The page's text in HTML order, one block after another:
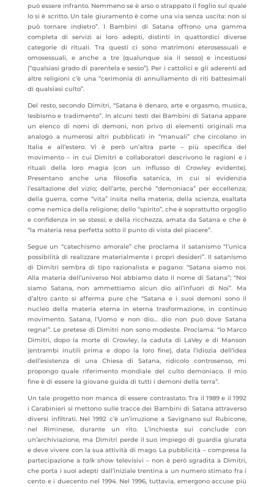
può essere infranto. Nemmeno se è arso o strappato il foglio sul quale
lo si è scritto. Un tale giuramento è come una via senza uscita: non si
può tornare indietro”. I Bambini di Satana offrono una gamma
completa di servizi ai loro adepti, distinti in quattordici diverse
categorie di rituali. Tra questi ci sono matrimoni eterosessuali e
omosessuali, e anche a tre (qualunque sia il sesso) e incestuosi
(“qualsiasi grado di parentela e sesso”). Per i cattolici e gli aderenti ad
altre religioni c’è una “cerimonia di annullamento di riti battesimali
di qualsiasi culto”.
Del resto, secondo Dimitri, “Satana è denaro, arte e orgasmo, musica,
lesbismo e tradimento”. In alcuni testi dei Bambini di Satana appare
un elenco di nomi di demoni, non privo di elementi originali ma
analogo a numerosi altri pubblicati in “manuali” che circolano in
Italia e all’estero. Vi è però un’altra parte – più specifica del
movimento – in cui Dimitri e collaboratori descrivono le ragioni e i
rituali della loro magia (con un influsso di Crowley evidente).
Presentano anche una filosofia satanica, in cui si evidenzia
l’esaltazione del vizio; dell’arte, perché “demoniaca” per eccellenza;
della guerra, come “vita” insita nella materia; della scienza, esaltata
come nemica della religione; dello “spirito”, che è soprattutto orgoglio
e confidenza in se stessi; e della ricchezza, amata da Satana e che è
“la materia resa perfetta sotto il punto di vista del piacere”.
Segue un “catechismo amorale” che proclama il satanismo “l’unica
possibilità di realizzare materialmente i propri desideri”. Il satanismo
di Dimitri sembra di tipo razionalista e pagano: “Satana siamo noi.
Alla materia dell’universo Noi abbiamo dato il nome di Satana”; “Noi
siamo Satana, non ammettiamo alcun dio all’infuori di Noi”. Ma
d’altro canto si afferma pure che “Satana e i suoi demoni sono il
nucleo della materia eterna in eterna trasformazione, in continuo
movimento. Satana, l’Uomo e non dio… dio non può dove Satana
regna!”. Le pretese di Dimitri non sono modeste. Proclama: “Io Marco
Dimitri, dopo la morte di Crowley, la caduta di LaVey e di Manson
(entrambi inutili prima e dopo la loro fine), data l’idiozia dell’idea
dell’esistenza di una Chiesa di Satana, ridicolo controsenso, mi
propongo quale riferimento mondiale del culto demoniaco. Il mio
fine è di essere la giovane guida di tutti i demoni della terra”.
Un tale progetto non manca di essere contrastato. Tra il 1989 e il 1992
i Carabinieri si mettono sulle tracce dei Bambini di Satana attraverso
diversi infiltrati. Nel 1992 c’è un’irruzione a Savignano sul Rubicone,
nel Riminese, durante un rito. L’inchiesta sui conclude con
un’archiviazione, ma Dimitri perde il suo impiego di guardia giurata
e deve vivere con la sua attività di mago. La pubblicità – compresa la
partecipazione a talk showtelevisivi – non è però sgradita a Dimitri,
che porta i suoi adepti dall’iniziale trentina a un numero stimato fra i
cento e i duecento nel 1994. Nel 1996, tuttavia, emergono accuse più